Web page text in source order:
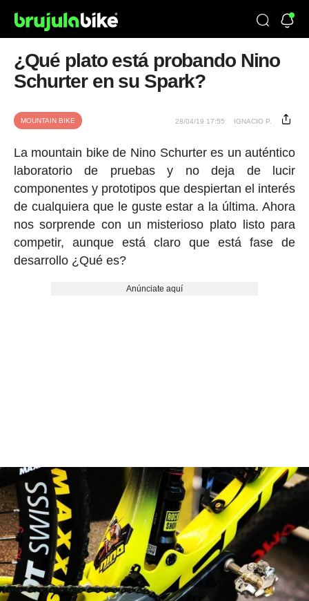
¿Qué plato está probando Nino
Schurter en su Spark?
MOUNTAIN BIKE 28/04/19 17:55 IGNACIO P.
La mountain bike de Nino Schurter es un auténtico
laboratorio de pruebas y no deja de lucir
componentes y prototipos que despiertan el interés
de cualquiera que le guste estar a la última. Ahora
nos sorprende con un misterioso plato listo para
competir, aunque está claro que está fase de
desarrollo ¿Qué es?
Anúnciate aquí